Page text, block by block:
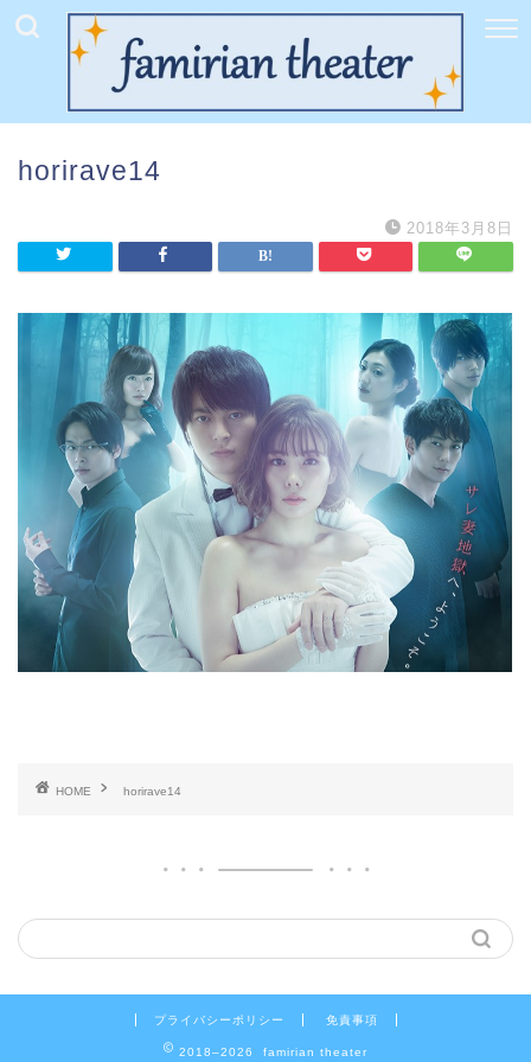
horirave14
2018年3月8日
HOME horirave14
プライバシーポリシー 免責事項
2018–2026 famirian theater